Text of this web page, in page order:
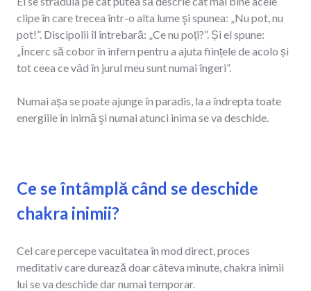
clipe în care trecea într-o alta lume şi spunea: „Nu pot, nu
pot!”. Discipolii îl întrebară: „Ce nu poți?”. Și el spune:
„Încerc să cobor în infern pentru a ajuta ființele de acolo și
tot ceea ce văd în jurul meu sunt numai îngeri”.
Numai așa se poate ajunge în paradis, la a îndrepta toate
energiile în inimă şi numai atunci inima se va deschide.
Ce se întâmplă când se deschide
chakra inimii?
Cel care percepe vacuitatea în mod direct, proces
meditativ care durează doar câteva minute, chakra inimii
lui se va deschide dar numai temporar.